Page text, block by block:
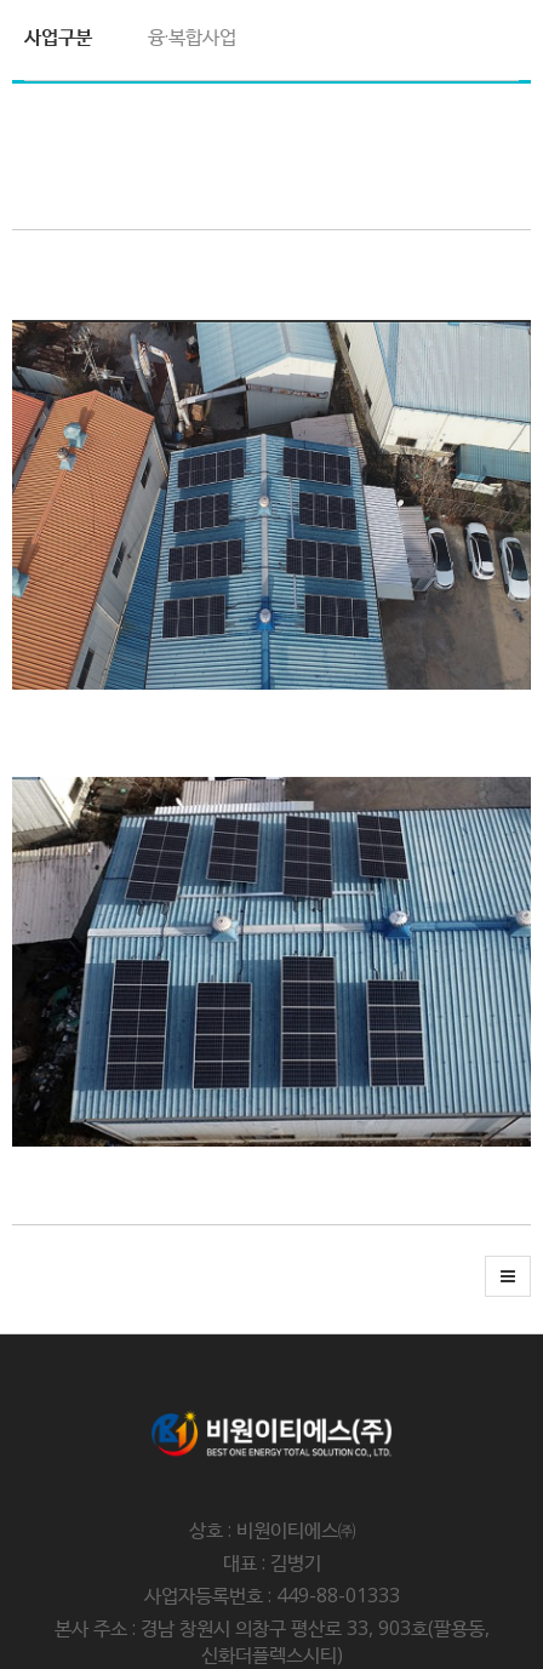
사업구분
융·복합사업
상호 : 비원이티에스㈜
대표 : 김병기
사업자등록번호 : 449-88-01333
본사 주소 : 경남 창원시 의창구 평산로 33, 903호(팔용동,
신화더플렉스시티)